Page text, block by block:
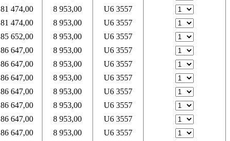
81 474,00 8 953,00 U6 3557
81 474,00 8 953,00 U6 3557
85 652,00 8 953,00 U6 3557
86 647,00 8 953,00 U6 3557
86 647,00 8 953,00 U6 3557
86 647,00 8 953,00 U6 3557
86 647,00 8 953,00 U6 3557
86 647,00 8 953,00 U6 3557
86 647,00 8 953,00 U6 3557
86 647,00 8 953,00 U6 3557